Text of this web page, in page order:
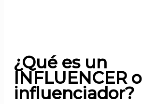
¿Qué es un
INFLUENCER o
influenciador?